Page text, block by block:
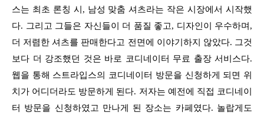
스는 최초 론칭 시, 남성 맞춤 셔츠라는 작은 시장에서 시작했
다. 그리고 그들은 자신들이 더 품질 좋고, 디자인이 우수하며,
더 저렴한 셔츠를 판매한다고 전면에 이야기하지 않았다. 그것
보다 더 강조했던 것은 바로 코디네이터 무료 출장 서비스다.
웹을 통해 스트라입스의 코디네이터 방문을 신청하게 되면 위
치가 어디더라도 방문하게 된다. 저자는 예전에 직접 코디네이
터 방문을 신청하였고 만나게 된 장소는 카페였다. 놀랍게도